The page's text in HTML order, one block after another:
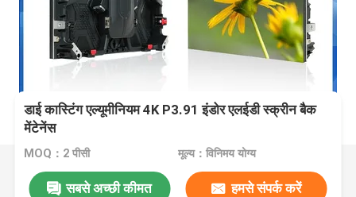
डाई कास्टिंग एल्यूमीनियम 4K P3.91 इंडोर एलईडी स्क्रीन बैक
मेंटेनेंस
MOQ：2 पीसी मूल्य：विनिमय योग्य
सबसे अच्छी कीमत हमसे संपर्क करें